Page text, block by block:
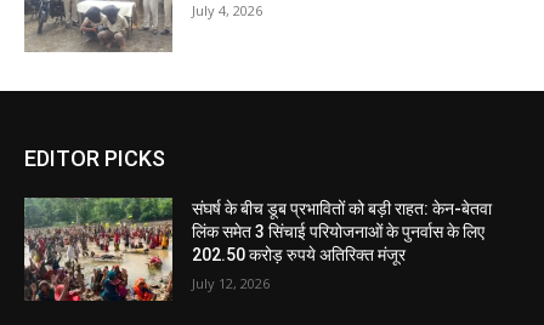
July 4, 2026
EDITOR PICKS
संघर्ष के बीच डूब प्रभावितों को बड़ी राहत: केन-बेतवा
लिंक समेत 3 सिंचाई परियोजनाओं के पुनर्वास के लिए
202.50 करोड़ रुपये अतिरिक्त मंजूर
July 12, 2026